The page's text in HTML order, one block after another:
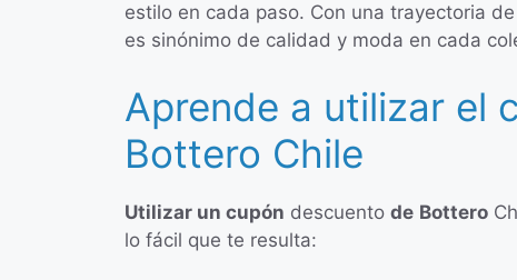
estilo en cada paso. Con una trayectoria
es sinónimo de calidad y moda en cada
Aprende a utilizar el
Bottero Chile
Utilizar un cupón descuento de Bottero
lo fácil que te resulta: